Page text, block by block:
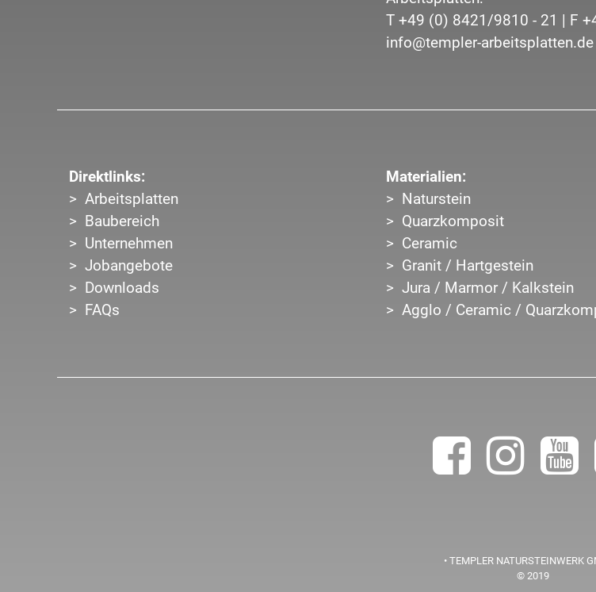
T +49 (0) 8421/9810 - 21 | F
info@templer-arbeitsplatten.de
Direktlinks:
Arbeitsplatten
Baubereich
Unternehmen
Jobangebote
Downloads
FAQs
Materialien:
Naturstein
Quarzkomposit
Ceramic
Granit / Hartgestein
Jura / Marmor / Kalkstein
Agglo / Ceramic /
• TEMPLER NATURSTEINWERK
© 2019